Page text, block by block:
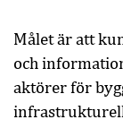
Målet är att
och
aktörer för